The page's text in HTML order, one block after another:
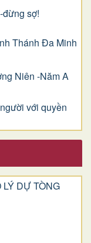
sợ!
Thánh Đa Minh
Niên -Năm A
với quyền
DỰ TÒNG